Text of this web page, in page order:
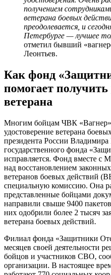
получением
ветерана боевых
преодолевается, и
Петербурге — лучшее
отметил бывший
Леонтьев.
Как фонд
помогает получить
ветерана
Многим бойцам ЧВК
удостоверение ветерана
президента России
государственного фонда
исправляется. Фонд вместе с
над восстановлением
ветеранов боевых действий
специальную комиссию. Она
представленные бойцами
направили свыше 9400
них одобрили более 2 тысяч
ветерана боевых действий.
Филиал фонда «Защитники
месяцев своей деятельности
бойцов и участников СВО,
организации. В настоящее